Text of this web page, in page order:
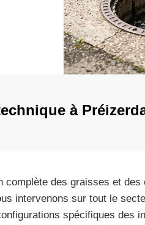
à
complète des graisses et des
intervenons sur tout le
spécifiques des